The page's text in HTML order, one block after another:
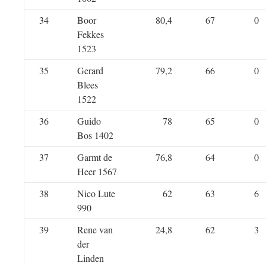
34
Boor
Fekkes
1523
80,4 67 0
35
Gerard
Blees
1522
79,2 66 0
36
Guido
Bos 1402
78 65 0
37
Garmt de
Heer 1567
76,8 64 0
38
Nico Lute
990
62 63 6
39
Rene van
der
Linden
24,8 62 3